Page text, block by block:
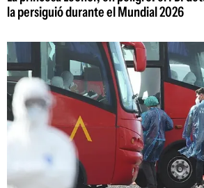
la persiguió durante el Mundial 2026